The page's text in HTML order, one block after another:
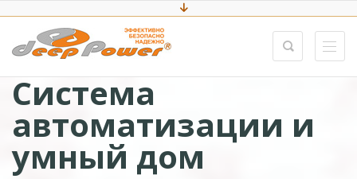
Система
автоматизации и
умный дом